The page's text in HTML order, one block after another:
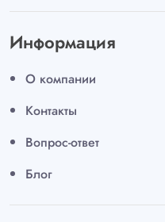
Информация
О компании
Контакты
Вопрос-ответ
Блог